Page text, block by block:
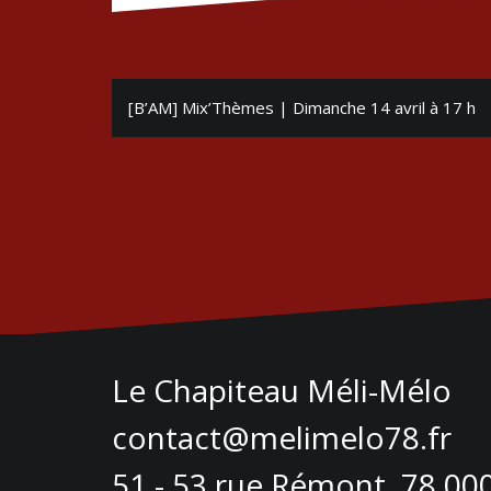
Navigation
de
[B’AM] Mix’Thèmes | Dimanche 14 avril à 17 h
Le Chapiteau Méli-Mélo
contact@melimelo78.fr